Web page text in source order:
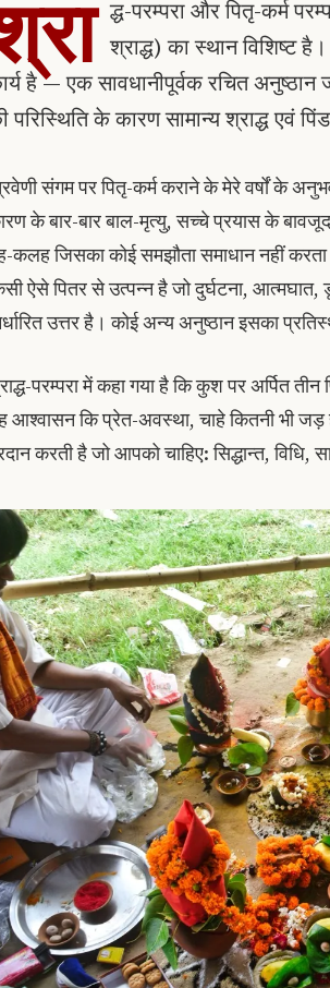
द्ध-परम्परा और पितृ-कर्म
श्राद्ध) का स्थान विशिष्ट
है — एक सावधानीपूर्वक रचित
परिस्थिति के कारण सामान्य श्राद्ध एवं
संगम पर पितृ-कर्म कराने के मेरे वर्षों के
के बार-बार बाल-मृत्यु, सच्चे प्रयास के बावजूद
कलह जिसका कोई समझौता समाधान नहीं
ऐसे पितर से उत्पन्न है जो दुर्घटना, आत्मघात,
उत्तर है। कोई अन्य अनुष्ठान इसका
परम्परा में कहा गया है कि कुश पर अर्पित
आश्वासन कि प्रेत-अवस्था, चाहे कितनी भी जड़
करती है जो आपको चाहिए: सिद्धान्त,